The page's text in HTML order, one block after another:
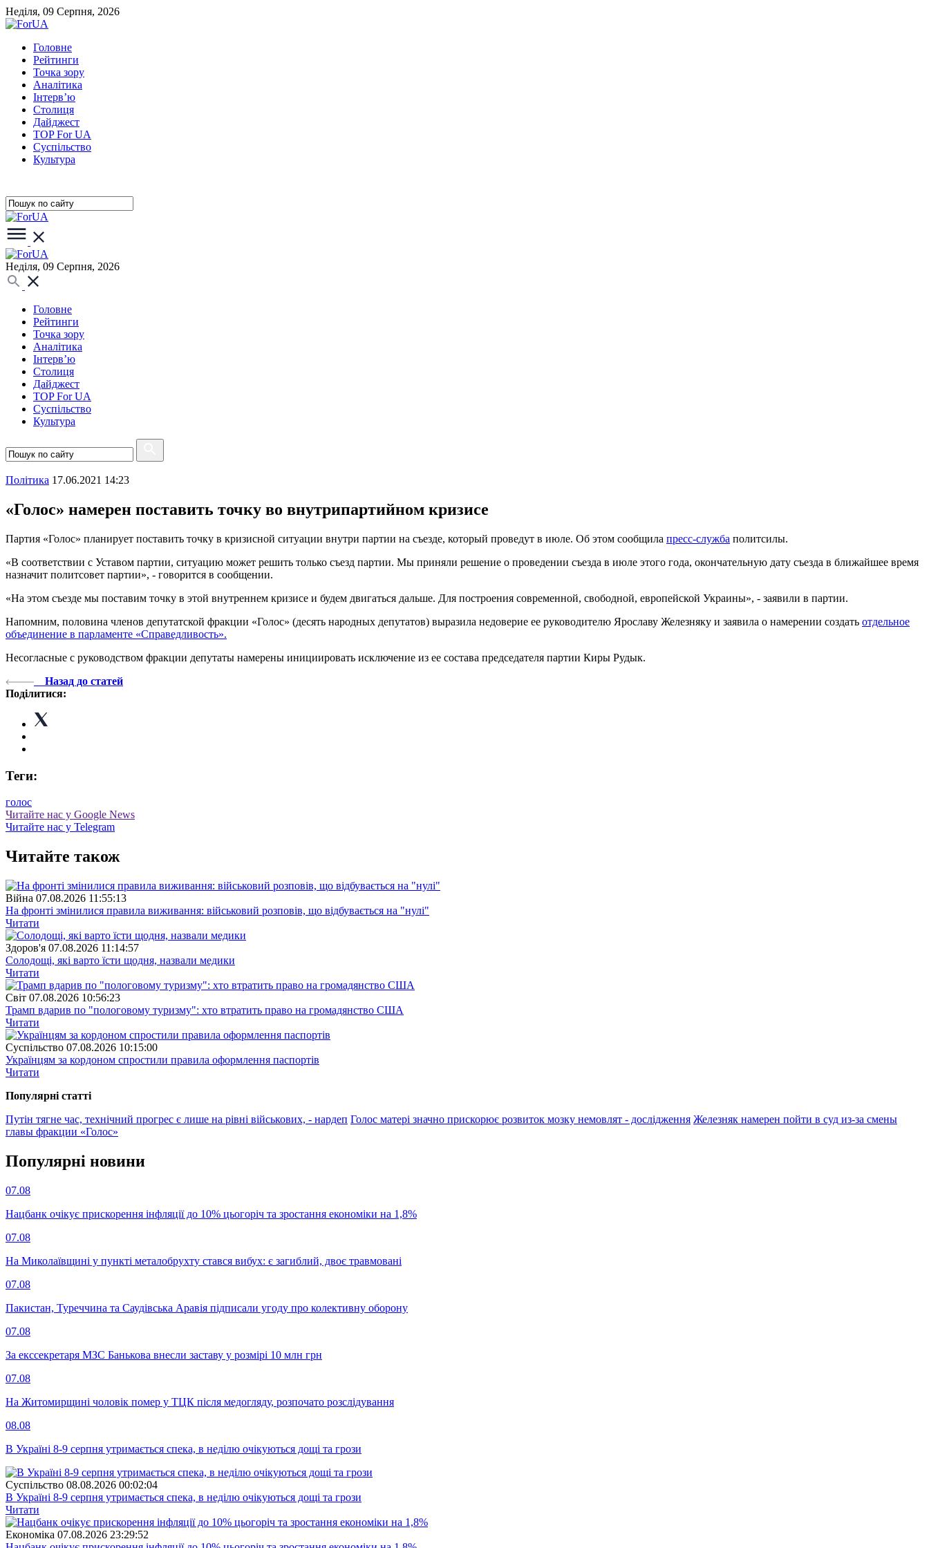
Неділя, 09 Серпня, 2026
Головне
Рейтинги
Точка зору
Аналітика
Інтерв’ю
Столиця
Дайджест
TOP For UA
Суспiльство
Культура
Неділя, 09 Серпня, 2026
Головне
Рейтинги
Точка зору
Аналітика
Інтерв’ю
Столиця
Дайджест
TOP For UA
Суспiльство
Культура
Полiтика 17.06.2021 14:23
«Голос» намерен поставить точку во внутрипартийном кризисе
Партия «Голос» планирует поставить точку в кризисной ситуации внутри партии на съезде, который проведут в июле. Об этом сообщила пресс-служба политсилы.
«В соответствии с Уставом партии, ситуацию может решить только съезд партии. Мы приняли решение о проведении съезда в июле этого года, окончательную дату съезда в ближайшее время
назначит политсовет партии», - говорится в сообщении.
«На этом съезде мы поставим точку в этой внутреннем кризисе и будем двигаться дальше. Для построения современной, свободной, европейской Украины», - заявили в партии.
Напомним, половина членов депутатской фракции «Голос» (десять народных депутатов) выразила недоверие ее руководителю Ярославу Железняку и заявила о намерении создать отдельное
объединение в парламенте «Справедливость».
Несогласные с руководством фракции депутаты намерены инициировать исключение из ее состава председателя партии Киры Рудык.
Назад до статей
Поділитися:
Теги:
голос
Читайте нас у Google News
Читайте нас у Telegram
Читайте також
Війна 07.08.2026 11:55:13
На фронті змінилися правила виживання: військовий розповів, що відбувається на "нулі"
Читати
Здоров'я 07.08.2026 11:14:57
Солодощі, які варто їсти щодня, назвали медики
Читати
Свiт 07.08.2026 10:56:23
Трамп вдарив по "пологовому туризму": хто втратить право на громадянство США
Читати
Суспiльство 07.08.2026 10:15:00
Українцям за кордоном спростили правила оформлення паспортів
Читати
Популярнi статтi
Путін тягне час, технічний прогрес є лише на рівні військових, - нардеп Голос матері значно прискорює розвиток мозку немовлят - дослідження Железняк намерен пойти в суд из-за смены
главы фракции «Голос»
Популярнi новини
07.08
Нацбанк очікує прискорення інфляції до 10% цьогоріч та зростання економіки на 1,8%
07.08
На Миколаївщині у пункті металобрухту стався вибух: є загиблий, двоє травмовані
07.08
Пакистан, Туреччина та Саудівська Аравія підписали угоду про колективну оборону
07.08
За екссекретаря МЗС Банькова внесли заставу у розмірі 10 млн грн
07.08
На Житомирщині чоловік помер у ТЦК після медогляду, розпочато розслідування
08.08
В Україні 8-9 серпня утримається спека, в неділю очікуються дощі та грози
Суспiльство 08.08.2026 00:02:04
В Україні 8-9 серпня утримається спека, в неділю очікуються дощі та грози
Читати
Економіка 07.08.2026 23:29:52